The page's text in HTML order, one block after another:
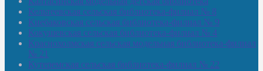
Кельтеевская сельская библиотека-филиал № 8
Киебаковская сельская библиотека-филиал № 9
Кокушевская сельская библиотека-филиал № 4
Краснохолмская сельская модельная библиотека-филиал
№ 21
Кутеремская сельская библиотека-филиал № 22